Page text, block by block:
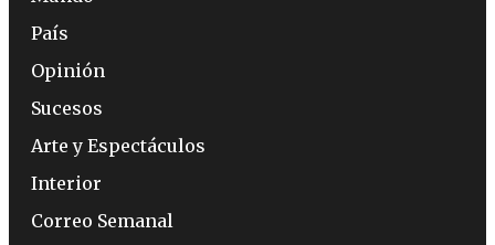
País
Opinión
Sucesos
Arte y Espectáculos
Interior
Correo Semanal